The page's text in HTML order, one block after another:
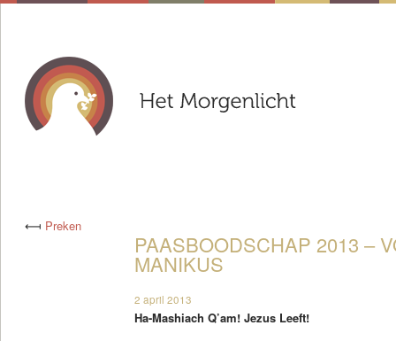
⟻ Preken
PAASBOODSCHAP 2013 –
MANIKUS
2 april 2013
Ha-Mashiach Q’am! Jezus Leeft!